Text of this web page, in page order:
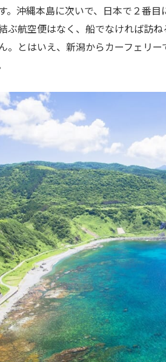
。沖縄本島に次いで、日本で２番
ぶ航空便はなく、船でなければ訪
。とはいえ、新潟からカーフェリ